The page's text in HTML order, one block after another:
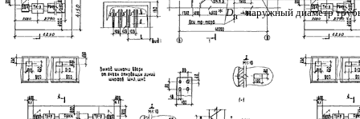
*Dн- наружный диаметр